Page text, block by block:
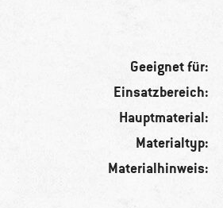
Geeignet für:
Einsatzbereich:
Hauptmaterial:
Materialtyp:
Materialhinweis: